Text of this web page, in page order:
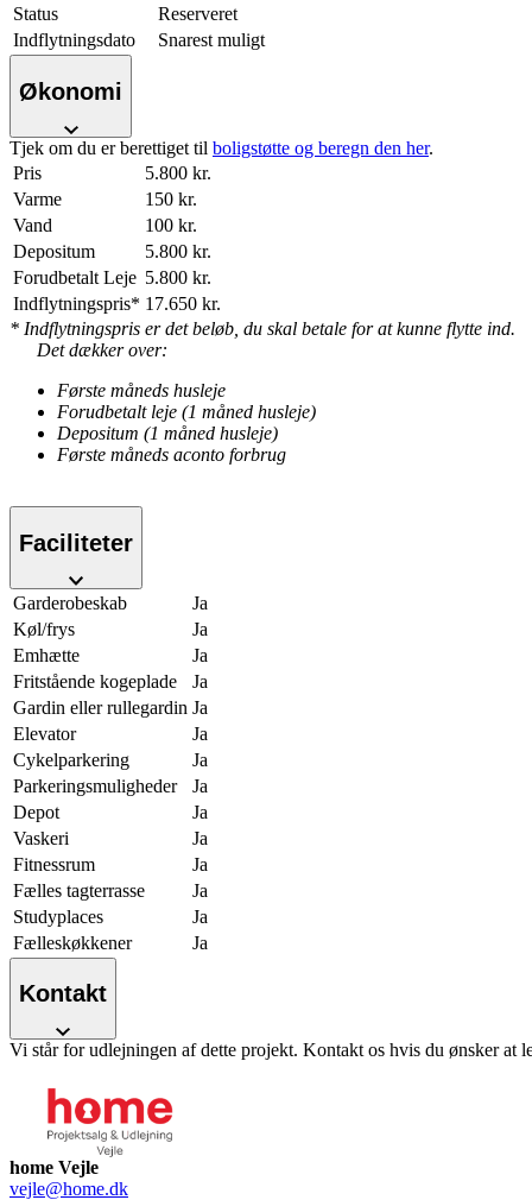
Status
Reserveret
Indflytningsdato
Snarest muligt
Økonomi
Tjek om du er berettiget til boligstøtte og beregn den her.
Pris
5.800 kr.
Varme
150 kr.
Vand
100 kr.
Depositum
5.800 kr.
Forudbetalt Leje 5.800 kr.
Indflytningspris* 17.650 kr.
* Indflytningspris er det beløb, du skal betale for at kunne flytte ind.
Det dækker over:
Første måneds husleje
Forudbetalt leje (1 måned husleje)
Depositum (1 måned husleje)
Første måneds aconto forbrug
Faciliteter
Garderobeskab
Ja
Køl/frys
Ja
Emhætte
Ja
Fritstående kogeplade
Ja
Gardin eller rullegardin Ja
Elevator
Ja
Cykelparkering
Ja
Parkeringsmuligheder
Ja
Depot
Ja
Vaskeri
Ja
Fitnessrum
Ja
Fælles tagterrasse
Ja
Studyplaces
Ja
Fælleskøkkener
Ja
Kontakt
Vi står for udlejningen af dette projekt. Kontakt os hvis du ønsker at
home Vejle
vejle@home.dk